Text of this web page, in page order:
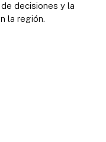
decisiones y la
la región.